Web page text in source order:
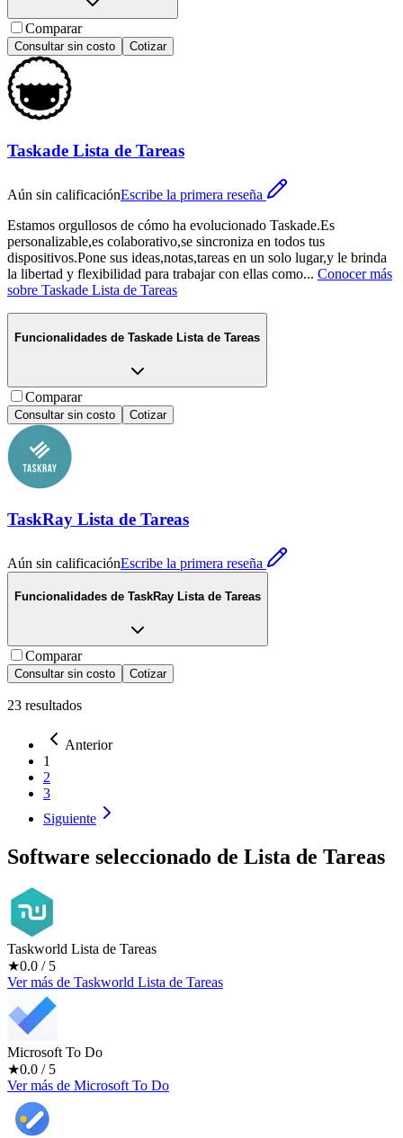
Comparar
Consultar sin costo Cotizar
Taskade Lista de Tareas
Aún sin calificaciónEscribe la primera reseña
Estamos orgullosos de cómo ha evolucionado Taskade.Es
personalizable,es colaborativo,se sincroniza en todos tus
dispositivos.Pone sus ideas,notas,tareas en un solo lugar,y le brinda
la libertad y flexibilidad para trabajar con ellas como... Conocer más
sobre Taskade Lista de Tareas
Funcionalidades de Taskade Lista de Tareas
Comparar
Consultar sin costo Cotizar
TaskRay Lista de Tareas
Aún sin calificaciónEscribe la primera reseña
Funcionalidades de TaskRay Lista de Tareas
Comparar
Consultar sin costo Cotizar
23 resultados
Anterior
1
2
3
Siguiente
Software seleccionado de Lista de Tareas
Taskworld Lista de Tareas
★0.0 / 5
Ver más de Taskworld Lista de Tareas
Microsoft To Do
★0.0 / 5
Ver más de Microsoft To Do